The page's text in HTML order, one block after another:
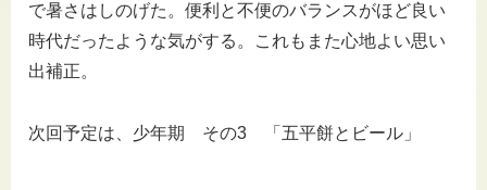
で暑さはしのげた。便利と不便のバランスがほど良い
時代だったような気がする。これもまた心地よい思い
出補正。
次回予定は、少年期 その3 「五平餅とビール」